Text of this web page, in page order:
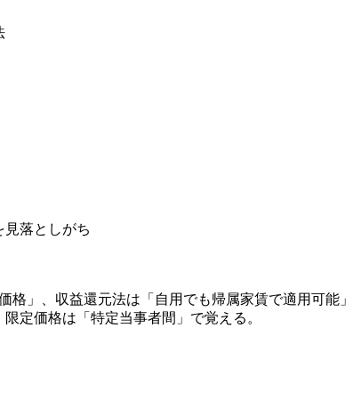
落としがち
」、収益還元法は「自用でも帰属家賃で適用可能
定価格は「特定当事者間」で覚える。